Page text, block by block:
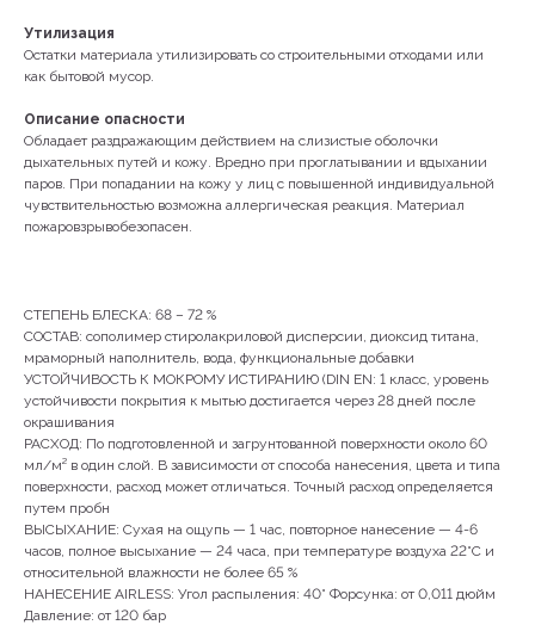
Утилизация
Остатки материала утилизировать со строительными отходами или
как бытовой мусор.
Описание опасности
Обладает раздражающим действием на слизистые оболочки
дыхательных путей и кожу. Вредно при проглатывании и вдыхании
паров. При попадании на кожу у лиц с повышенной индивидуальной
чувствительностью возможна аллергическая реакция. Материал
пожаровзрывобезопасен.
СТЕПЕНЬ БЛЕСКА: 68 – 72 %
СОСТАВ: сополимер стиролакриловой дисперсии, диоксид титана,
мраморный наполнитель, вода, функциональные добавки
УСТОЙЧИВОСТЬ К МОКРОМУ ИСТИРАНИЮ (DIN EN: 1 класс, уровень
устойчивости покрытия к мытью достигается через 28 дней после
окрашивания
РАСХОД: По подготовленной и загрунтованной поверхности около 60
мл/м² в один слой. В зависимости от способа нанесения, цвета и типа
поверхности, расход может отличаться. Точный расход определяется
путем пробн
ВЫСЫХАНИЕ: Сухая на ощупь — 1 час, повторное нанесение — 4-6
часов, полное высыхание — 24 часа, при температуре воздуха 22°С и
относительной влажности не более 65 %
НАНЕСЕНИЕ AIRLESS: Угол распыления: 40° Форсунка: от 0,011 дюйм
Давление: от 120 бар
Пн-Сб 10:00 - 19:00
Вс 11:00-18:00
+79142231965